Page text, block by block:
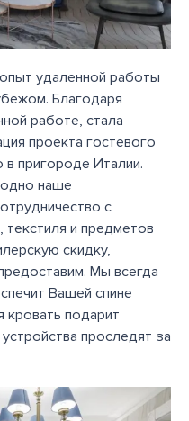
удаленной работы
Благодаря
работе, стала
проекта гостевого
пригороде Италии.
наше
с
и предметов
скидку,
Мы всегда
Вашей спине
кровать подарит
проследят за